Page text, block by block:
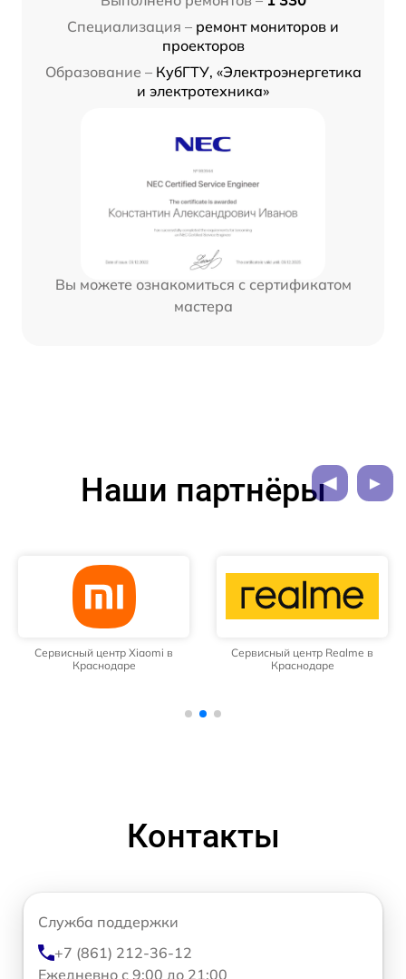
Специализация – ремонт мониторов и
проекторов
Образование – КубГТУ, «Электроэнергетика
и электротехника»
Вы можете ознакомиться с сертификатом
мастера
Наши партнёры
Сервисный центр Xiaomi в
Краснодаре
Сервисный центр Realme в
Краснодаре
Контакты
Служба поддержки
+7 (861) 212-36-12
Ежедневно с 9:00 до 21:00